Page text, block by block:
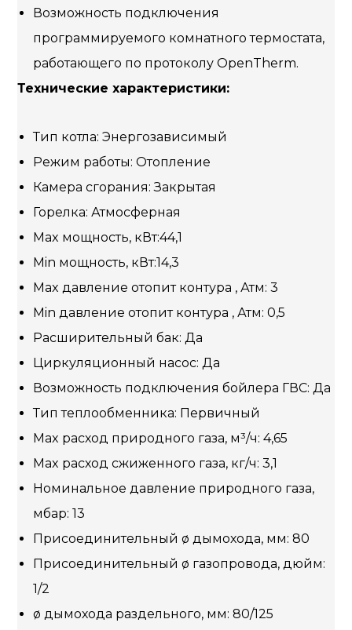
Возможность подключения
программируемого комнатного термостата,
работающего по протоколу OpenTherm.
Технические характеристики:
Тип котла: Энергозависимый
Режим работы: Отопление
Камера сгорания: Закрытая
Горелка: Атмосферная
Max мощность, кВт:44,1
Min мощность, кВт:14,3
Max давление отопит контура , Атм: 3
Min давление отопит контура , Атм: 0,5
Расширительный бак: Да
Циркуляционный насос: Да
Возможность подключения бойлера ГВС: Да
Тип теплообменника: Первичный
Max расход природного газа, м³/ч: 4,65
Max расход сжиженного газа, кг/ч: 3,1
Номинальное давление природного газа,
мбар: 13
Присоединительный ø дымохода, мм: 80
Присоединительный ø газопровода, дюйм:
1/2
ø дымохода раздельного, мм: 80/125